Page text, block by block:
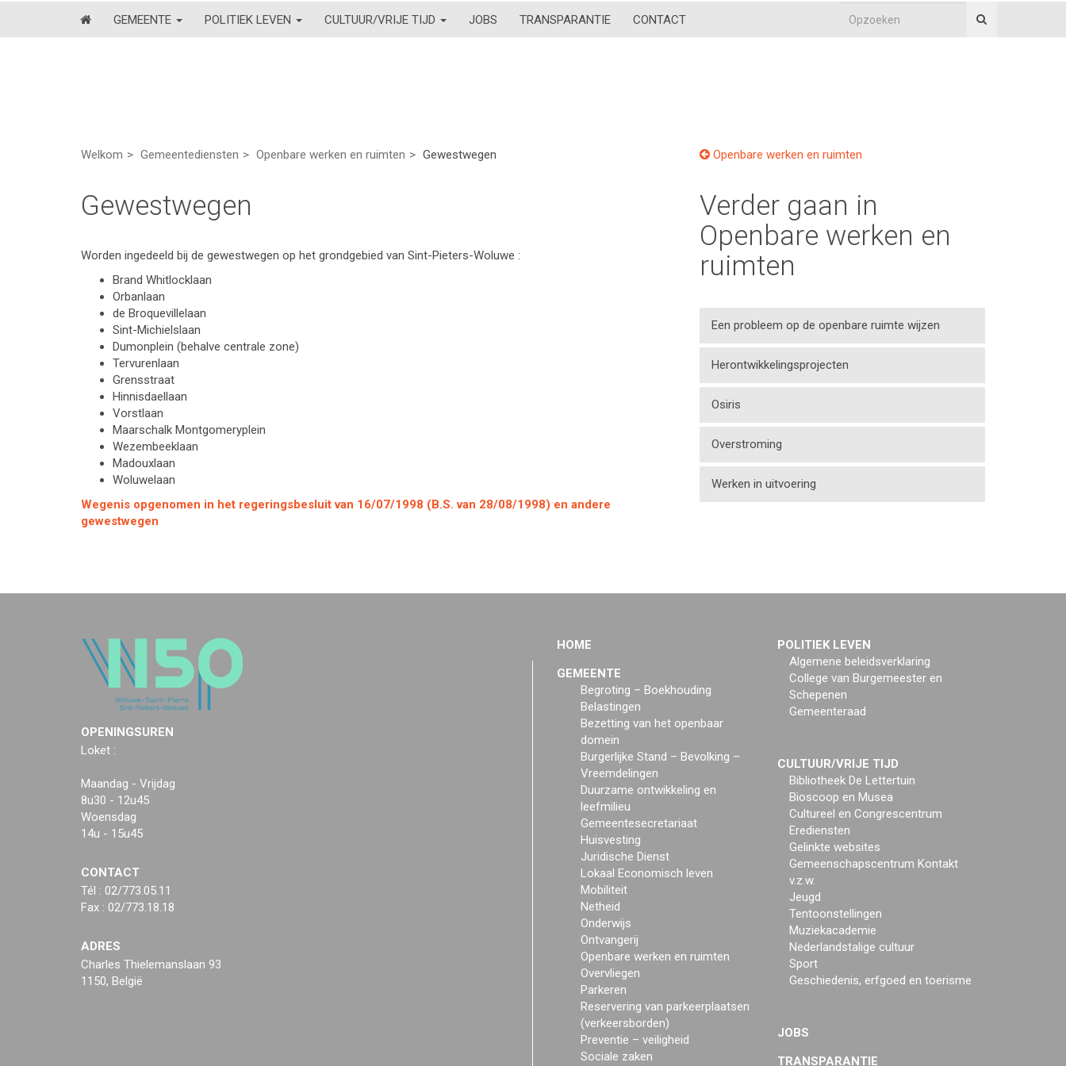
GEMEENTE POLITIEK LEVEN CULTUUR/VRIJE TIJD JOBS TRANSPARANTIE CONTACT
Welkom Gemeentediensten Openbare werken en ruimten Gewestwegen Openbare werken en ruimten
Gewestwegen
Worden ingedeeld bij de gewestwegen op het grondgebied van Sint-Pieters-Woluwe :
Brand Whitlocklaan
Orbanlaan
de Broquevillelaan
Sint-Michielslaan
Dumonplein (behalve centrale zone)
Tervurenlaan
Grensstraat
Hinnisdaellaan
Vorstlaan
Maarschalk Montgomeryplein
Wezembeeklaan
Madouxlaan
Woluwelaan
Wegenis opgenomen in het regeringsbesluit van 16/07/1998 (B.S. van 28/08/1998) en andere
gewestwegen
Verder gaan in
Openbare werken en
ruimten
Een probleem op de openbare ruimte wijzen
Herontwikkelingsprojecten
Osiris
Overstroming
Werken in uitvoering
OPENINGSUREN
Loket :
Maandag - Vrijdag
8u30 - 12u45
Woensdag
14u - 15u45
CONTACT
Tél : 02/773.05.11
Fax : 02/773.18.18
ADRES
Charles Thielemanslaan 93
1150, België
HOME
GEMEENTE
Begroting – Boekhouding
Belastingen
Bezetting van het openbaar
domein
Burgerlijke Stand – Bevolking –
Vreemdelingen
Duurzame ontwikkeling en
leefmilieu
Gemeentesecretariaat
Huisvesting
Juridische Dienst
Lokaal Economisch leven
Mobiliteit
Netheid
Onderwijs
Ontvangerij
Openbare werken en ruimten
Overvliegen
Parkeren
Reservering van parkeerplaatsen
(verkeersborden)
Preventie – veiligheid
Sociale zaken
POLITIEK LEVEN
Algemene beleidsverklaring
College van Burgemeester en
Schepenen
Gemeenteraad
CULTUUR/VRIJE TIJD
Bibliotheek De Lettertuin
Bioscoop en Musea
Cultureel en Congrescentrum
Erediensten
Gelinkte websites
Gemeenschapscentrum Kontakt
v.z.w.
Jeugd
Tentoonstellingen
Muziekacademie
Nederlandstalige cultuur
Sport
Geschiedenis, erfgoed en toerisme
JOBS
TRANSPARANTIE